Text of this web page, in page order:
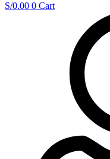
S/0.00 0 Cart